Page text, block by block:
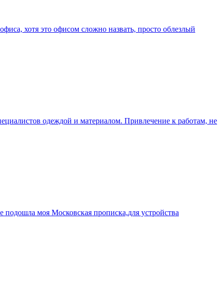
хотя это офисом сложно назвать, просто облезлый
одеждой и материалом. Привлечение к работам, не
подошла моя Московская прописка,для устройства